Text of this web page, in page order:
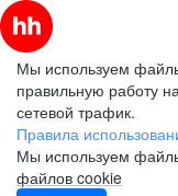
Мы используем
правильную работу
сетевой трафик.
Правила
Мы используем
файлов cookie